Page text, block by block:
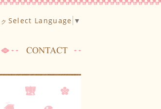
Select Language ▼